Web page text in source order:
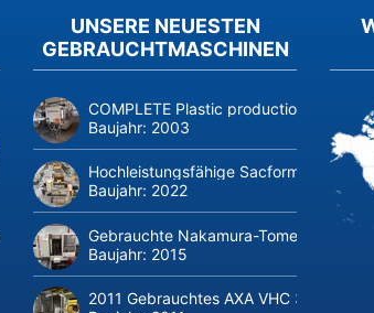
UNSERE NEUESTEN
GEBRAUCHTMASCHINEN
COMPLETE Plastic production linie
Baujahr: 2003
Hochleistungsfähige Sacform AGM-
Baujahr: 2022
Gebrauchte Nakamura-Tome AS-200
Baujahr: 2015
2011 Gebrauchtes AXA VHC 3 XTS